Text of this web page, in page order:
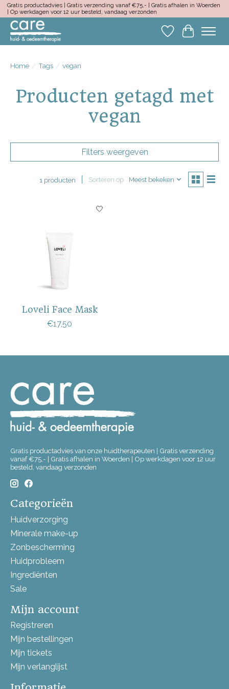
Gratis productadvies | Gratis verzending vanaf €75,- | Gratis afhalen in Woerden
| Op werkdagen voor 12 uur besteld, vandaag verzonden
Verlanglijst
Home / Tags / vegan
Producten getagd met
vegan
Filters weergeven
1 producten Sorteren op Meest bekeken
Loveli Face Mask
€17,50
Gratis productadvies van onze huidtherapeuten | Gratis verzending
vanaf €75,- | Gratis afhalen in Woerden | Op werkdagen voor 12 uur
besteld, vandaag verzonden
Categorieën
Huidverzorging
Minerale make-up
Zonbescherming
Huidprobleem
Ingrediënten
Sale
Mijn account
Registreren
Mijn bestellingen
Mijn tickets
Mijn verlanglijst